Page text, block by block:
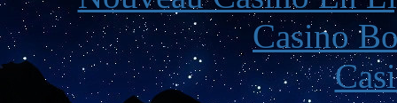
Casino